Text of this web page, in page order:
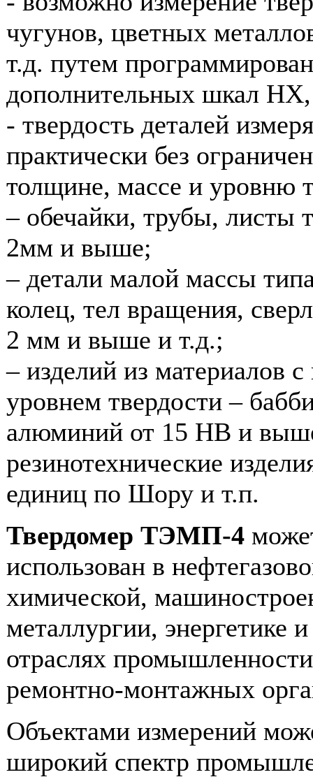
чугунов, цветных
т.д. путем
дополнительных шкал
- твердость деталей
практически без
толщине, массе и уровню
– обечайки, трубы, листы
2мм и выше;
– детали малой массы
колец, тел вращения,
2 мм и выше и т.д.;
– изделий из материалов
уровнем твердости –
алюминий от 15 НВ и
резинотехнические
единиц по Шору и т.п.
Твердомер ТЭМП-4
использован в
химической,
металлургии, энергетике
отраслях
ремонтно-монтажных
Объектами измерений
широкий спектр